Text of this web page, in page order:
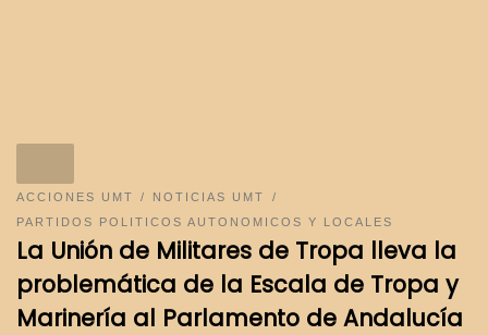
ACCIONES UMT
NOTICIAS UMT
PARTIDOS POLITICOS AUTONOMICOS Y LOCALES
La Unión de Militares de Tropa lleva la
problemática de la Escala de Tropa y
Marinería al Parlamento de Andalucía